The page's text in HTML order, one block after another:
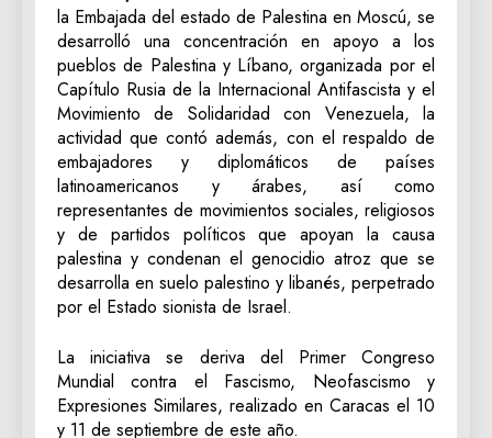
la Embajada del estado de Palestina en Moscú, se
desarrolló una concentración en apoyo a los
pueblos de Palestina y Líbano, organizada por el
Capítulo Rusia de la Internacional Antifascista y el
Movimiento de Solidaridad con Venezuela, la
actividad que contó además, con el respaldo de
embajadores y diplomáticos de países
latinoamericanos y árabes, así como
representantes de movimientos sociales, religiosos
y de partidos políticos que apoyan la causa
palestina y condenan el genocidio atroz que se
desarrolla en suelo palestino y libanés, perpetrado
por el Estado sionista de Israel.
La iniciativa se deriva del Primer Congreso
Mundial contra el Fascismo, Neofascismo y
Expresiones Similares, realizado en Caracas el 10
y 11 de septiembre de este año.